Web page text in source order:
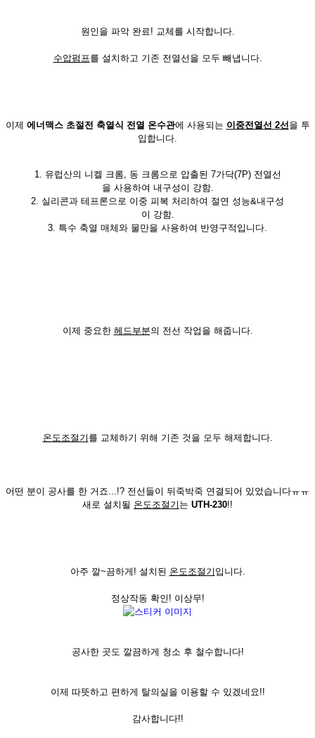
원인을 파악 완료! 교체를 시작합니다.
수압펌프를 설치하고 기존 전열선을 모두 빼냅니다.
이제 에너맥스 초절전 축열식 전열 온수관에 사용되는 이중전열선 2선을 투
입합니다.
1. 유럽산의 니켈 크롬, 동 크롬으로 압출된 7가닥(7P) 전열선
을 사용하여 내구성이 강함.
2. 실리콘과 테프론으로 이중 피복 처리하여 절연 성능&내구성
이 강함.
3. 특수 축열 매체와 물만을 사용하여 반영구적입니다.
이제 중요한 헤드부분의 전선 작업을 해줍니다.
온도조절기 를 교체하기 위해 기존 것을 모두 해제합니다.
어떤 분이 공사를 한 거죠...!? 전선들이 뒤죽박죽 연결되어 있었습니다ㅠㅠ
새로 설치될 온도조절기 는 UTH-230!!
아주 깔~끔하게! 설치된 온도조절기 입니다.
정상작동 확인! 이상무!
공사한 곳도 깔끔하게 청소 후 철수합니다!
이제 따뜻하고 편하게 탈의실을 이용할 수 있겠네요!!
감사합니다!!